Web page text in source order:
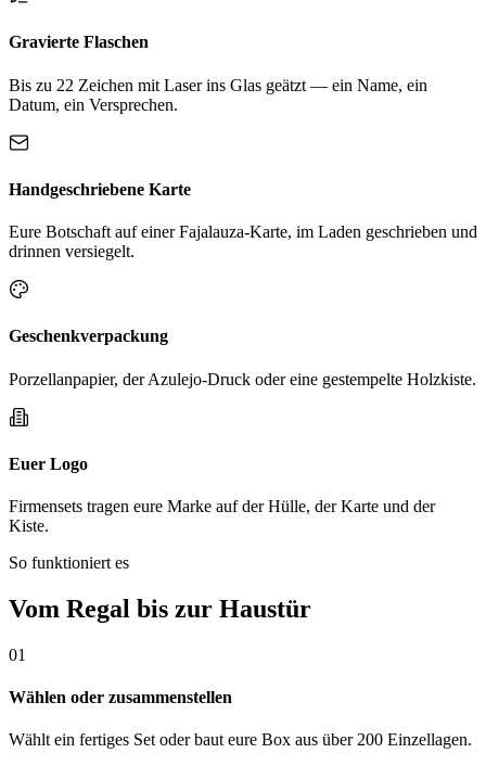
Gravierte Flaschen
Bis zu 22 Zeichen mit Laser ins Glas geätzt — ein Name, ein
Datum, ein Versprechen.
Handgeschriebene Karte
Eure Botschaft auf einer Fajalauza-Karte, im Laden geschrieben und
drinnen versiegelt.
Geschenkverpackung
Porzellanpapier, der Azulejo-Druck oder eine gestempelte Holzkiste.
Euer Logo
Firmensets tragen eure Marke auf der Hülle, der Karte und der
Kiste.
So funktioniert es
Vom Regal bis zur Haustür
01
Wählen oder zusammenstellen
Wählt ein fertiges Set oder baut eure Box aus über 200 Einzellagen.